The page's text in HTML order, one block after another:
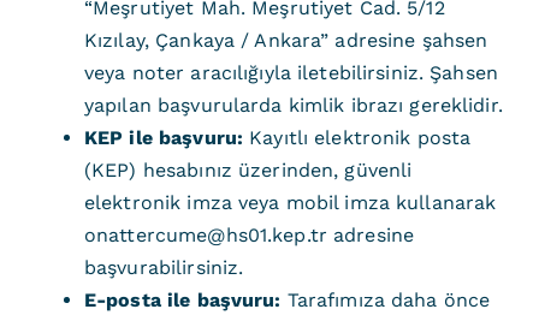
“Meşrutiyet Mah. Meşrutiyet Cad. 5/12
Kızılay, Çankaya / Ankara” adresine şahsen
veya noter aracılığıyla iletebilirsiniz. Şahsen
yapılan başvurularda kimlik ibrazı gereklidir.
KEP ile başvuru: Kayıtlı elektronik posta
(KEP) hesabınız üzerinden, güvenli
elektronik imza veya mobil imza kullanarak
onattercume@hs01.kep.tr adresine
başvurabilirsiniz.
E-posta ile başvuru: Tarafımıza daha önce